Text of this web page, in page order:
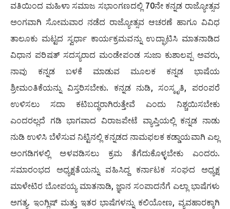
ವತಿಯಿಂದ ಮಹಿಳಾ ಸಮಾಜ ಸಭಾಂಗಣದಲ್ಲಿ 70ನೇ ಕನ್ನಡ ರಾಜ್ಯೋತ್ಸವ
ಅಂಗವಾಗಿ ಸೋಮವಾರ ನಡೆದ ರಾಜ್ಯೋತ್ಸವ ಆಚರಣೆ ಹಾಗೂ ವಿವಿಧ
ತಾಲೂಕು ಮಟ್ಟದ ಸ್ವರ್ಧಾ ಕಾರ್ಯಕ್ರಮವನ್ನು ಉದ್ಘಾಟಿಸಿ ಮಾತನಾಡಿದ
ವಿಧಾನ ಪರಿಷತ್ ಸದಸ್ಯರಾದ ಮಂಡೇಪಂಡ ಸುಜಾ ಕುಶಾಲಪ್ಪ ಅವರು,
ನಾವು ಕನ್ನಡ ಬಳಕೆ ಮಾಡುವ ಮೂಲಕ ಕನ್ನಡ ಭಾಷೆಯ
ಶ್ರೀಮಂತಿಕೆಯನ್ನು ವಿಸ್ತರಿಸಬೇಕು. ಕನ್ನಡ ನುಡಿ, ಸಂಸ್ಕೃತಿ, ಪರಂಪರೆ
ಉಳಿಸಲು ಸದಾ ಕಟಿಬದ್ಧರಾಗಿರುತ್ತೇವೆ ಎಂದು ನಿಶ್ಚಯಿಸಬೇಕು
ಎಂದರಲ್ಲದೆ ಗಡಿ ಭಾಗವಾದ ವಿರಾಜಪೇಟೆ ವ್ಯಾಪ್ತಿಯಲ್ಲಿ ಕನ್ನಡ ನಾಡು
ನುಡಿ ಉಳಿಸಿ ಬೆಳೆಸುವ ನಿಟ್ಟಿನಲ್ಲಿ ಕನ್ನಡದ ನಾಮಫಲಕ ಕಡ್ಡಾಯವಾಗಿ ಎಲ್ಲ
ಅಂಗಡಿಗಳಲ್ಲಿ ಅಳವಡಿಸಲು ಕ್ರಮ ತೆಗೆದುಕೊಳ್ಳಬೇಕು ಎಂದರು.
ಸಮಾರಂಭದ ಅಧ್ಯಕ್ಷತೆಯನ್ನು ವಹಿಸಿದ್ದ ಕರ್ನಾಟಕ ಸಂಘದ ಅಧ್ಯಕ್ಷ
ಮಾಳೇಟಿರ ಬೋಪಯ್ಯ ಮಾತನಾಡಿ, ಜ್ಞಾನ ಸಂಪಾದನೆಗೆ ಎಲ್ಲಾ ಭಾಷೆಗಳು
ಅಗತ್ಯ. ಇಂಗ್ಲಿಷ್ ಮತ್ತು ಇತರ ಭಾಷೆಗಳನ್ನು ಕಲಿಯೋಣ, ವ್ಯವಹಾರಕ್ಕಾಗಿ